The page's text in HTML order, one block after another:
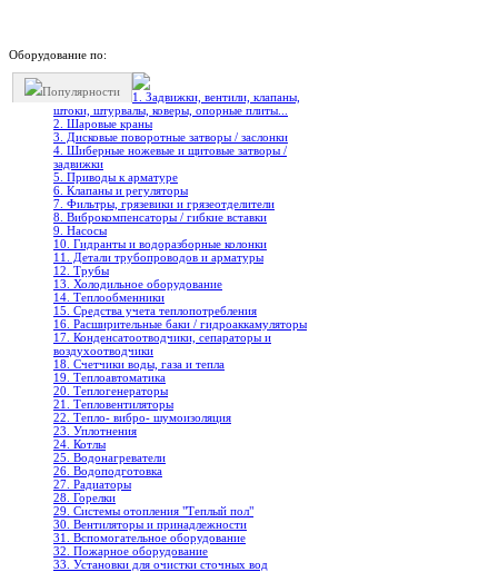
Оборудование по:
Популярности
1. Задвижки, вентили, клапаны,
штоки, штурвалы, коверы, опорные плиты...
2. Шаровые краны
3. Дисковые поворотные затворы / заслонки
4. Шиберные ножевые и щитовые затворы /
задвижки
5. Приводы к арматуре
6. Клапаны и регуляторы
7. Фильтры, грязевики и грязеотделители
8. Виброкомпенсаторы / гибкие вставки
9. Насосы
10. Гидранты и водоразборные колонки
11. Детали трубопроводов и арматуры
12. Трубы
13. Холодильное oборудование
14. Теплообменники
15. Средства учета теплопотребления
16. Расширительные баки / гидроаккамуляторы
17. Конденсатоотводчики, сепараторы и
воздухоотводчики
18. Счетчики воды, газа и тепла
19. Теплоавтоматика
20. Теплогенераторы
21. Тепловентиляторы
22. Тепло- вибро- шумоизоляция
23. Уплотнения
24. Котлы
25. Водонагреватели
26. Водоподготовка
27. Радиаторы
28. Горелки
29. Системы отопления "Теплый пол"
30. Вентиляторы и принадлежности
31. Вспомогательное оборудование
32. Пожарное оборудование
33. Установки для очистки сточных вод